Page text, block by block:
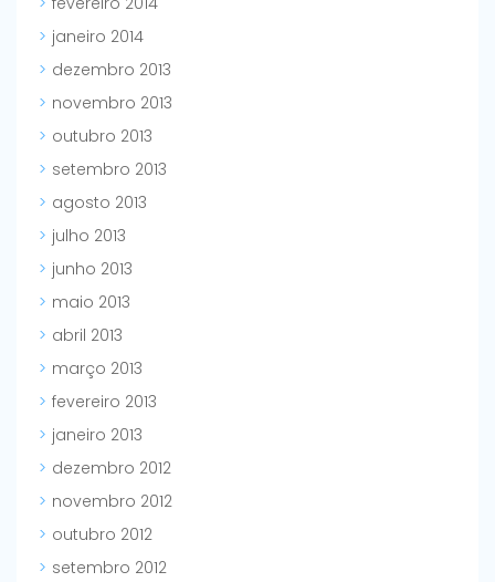
janeiro 2014
dezembro 2013
novembro 2013
outubro 2013
setembro 2013
agosto 2013
julho 2013
junho 2013
maio 2013
abril 2013
março 2013
fevereiro 2013
janeiro 2013
dezembro 2012
novembro 2012
outubro 2012
setembro 2012